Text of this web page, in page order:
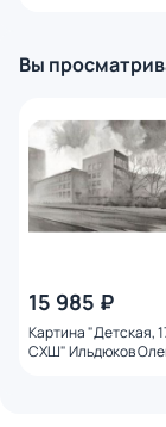
Вы
15 985 ₽
Картина "Детская,
СХШ" Ильдюков